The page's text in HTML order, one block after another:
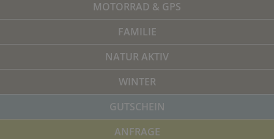
MOTORRAD & GPS
FAMILIE
NATUR AKTIV
WINTER
GUTSCHEIN
ANFRAGE